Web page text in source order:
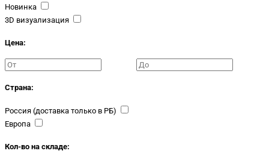
Новинка
3D визуализация
Цена:
Страна:
Россия (доставка только в РБ)
Европа
Кол-во на складе: